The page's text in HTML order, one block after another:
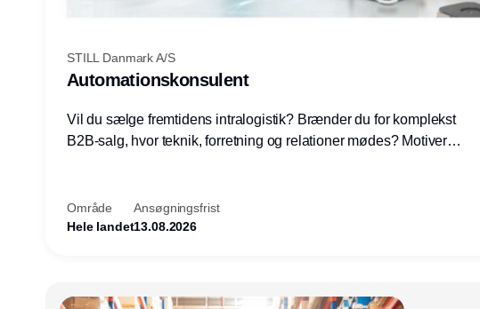
STILL Danmark A/S
Automationskonsulent
Vil du sælge fremtidens intralogistik? Brænder du for komplekst
B2B-salg, hvor teknik, forretning og relationer mødes? Motiveres
nogle af Danmarks mest spændende produktions- og
logistikvirksomheder?
Område
Hele landet
Ansøgningsfrist
13.08.2026